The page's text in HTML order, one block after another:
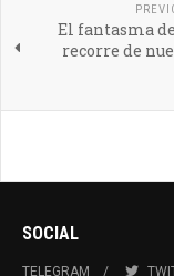
El fantasma
recorre de
SOCIAL
TELEGRAM